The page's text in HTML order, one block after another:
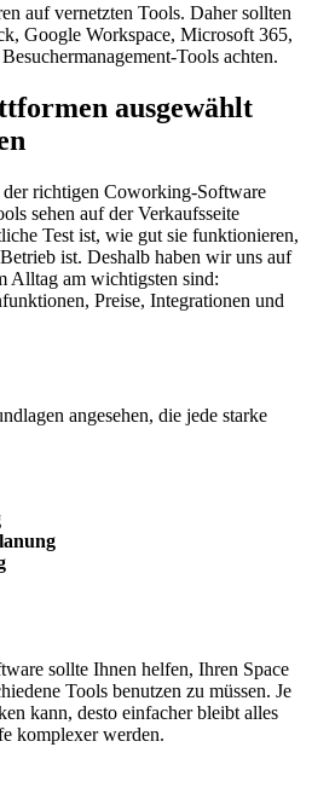
auf vernetzten Tools. Daher sollten
Google Workspace, Microsoft 365,
Tools achten.
ausgewählt
richtigen Coworking-Software
sehen auf der Verkaufsseite
Test ist, wie gut sie funktionieren,
ist. Deshalb haben wir uns auf
Alltag am wichtigsten sind:
Preise, Integrationen und
angesehen, die jede starke
sollte Ihnen helfen, Ihren Space
Tools benutzen zu müssen. Je
kann, desto einfacher bleibt alles
komplexer werden.